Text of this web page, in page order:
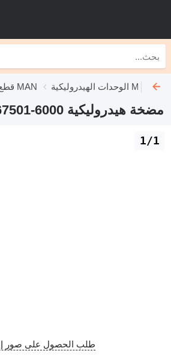
قطع الغيار MAN الوحدات الهيدروليكية MAN
مضخة هيدروليكية MAN U1.67501-6000
1/1
طلب الحصول على صور